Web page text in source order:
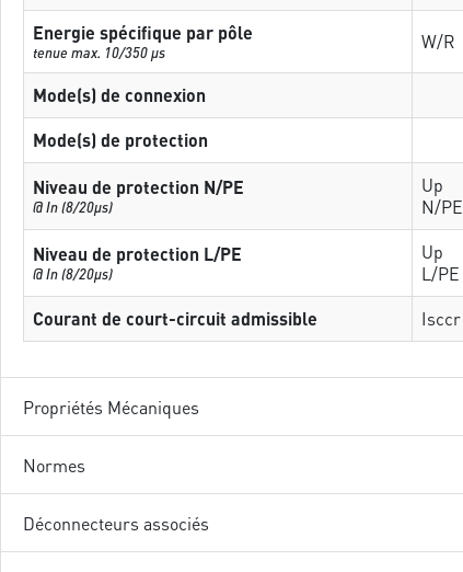
Energie spécifique par pôle
tenue max. 10/350 µs W/R
Mode(s) de connexion
Mode(s) de protection
Niveau de protection N/PE
@ In (8/20µs)
Up
N/PE
Niveau de protection L/PE
@ In (8/20µs)
Up
L/PE
Courant de court-circuit admissible Isccr
Propriétés Mécaniques
Normes
Déconnecteurs associés